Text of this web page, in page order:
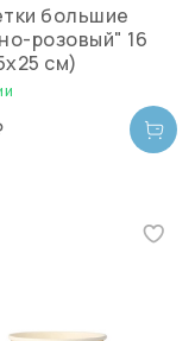
большие
розовый" 16
см)